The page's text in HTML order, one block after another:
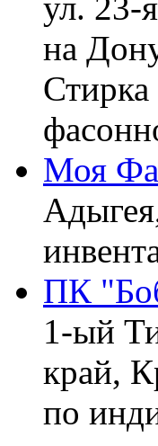
на
Моя
ПК
1-ый
край,
по